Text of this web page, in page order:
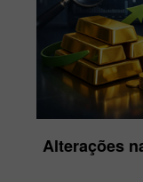
Alterações